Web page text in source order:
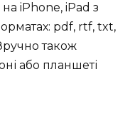
iPhone, iPad з
pdf, rtf, txt,
також
або планшеті